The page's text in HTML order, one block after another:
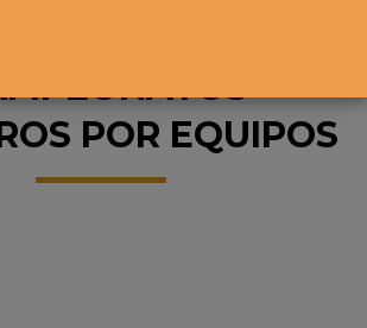
POR EQUIPOS